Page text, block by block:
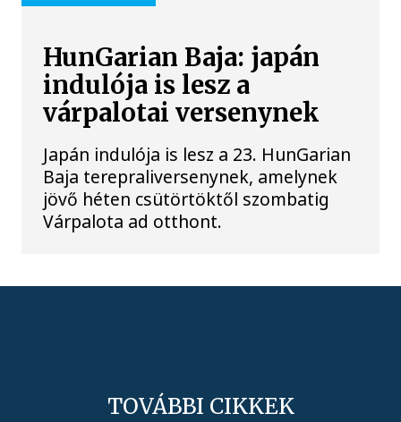
HunGarian Baja: japán
indulója is lesz a
várpalotai versenynek
Japán indulója is lesz a 23. HunGarian
Baja terepraliversenynek, amelynek
jövő héten csütörtöktől szombatig
Várpalota ad otthont.
TOVÁBBI CIKKEK